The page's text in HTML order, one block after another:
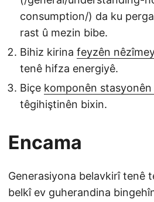
consumption/) da ku
rast û mezin bibe.
Bihiz kirina feyzên
tenê hifza energiyê.
Biçe komponên stasyonên
têgihiştinên bixin.
Encama
Generasiyona belavkirî tenê
belkî ev guherandina